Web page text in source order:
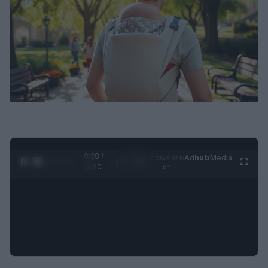
0:29 /
1:20
AdhubMedia